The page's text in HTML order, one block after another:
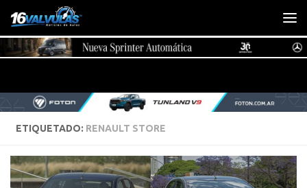
Saltar al contenido
ETIQUETADO: RENAULT STORE